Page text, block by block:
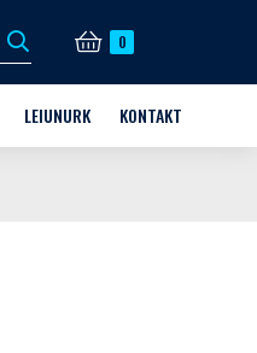
0
LEIUNURK KONTAKT